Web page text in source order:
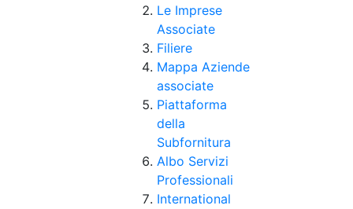
Le Imprese
Associate
Filiere
Mappa Aziende
associate
Piattaforma
della
Subfornitura
Albo Servizi
Professionali
International